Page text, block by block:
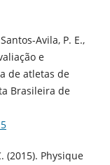
Avila, P. E.,
e
de atletas de
Brasileira de
(2015). Physique